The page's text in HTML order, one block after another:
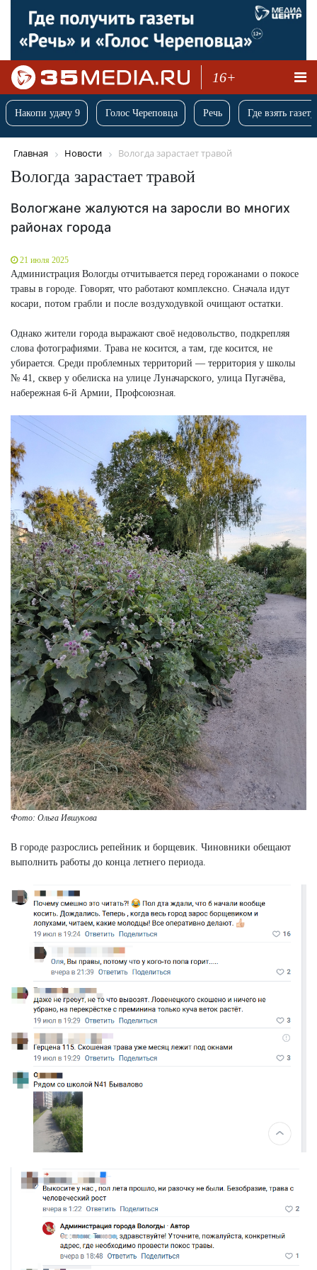
16+
Накопи удачу 9 Голос Череповца Речь Где взять
Главная Новости Вологда зарастает травой
Вологда зарастает травой
Вологжане жалуются на заросли во многих
районах города
21 июля 2025
Администрация Вологды отчитывается перед горожанами о покосе
травы в городе. Говорят, что работают комплексно. Сначала идут
косари, потом грабли и после воздуходувкой очищают остатки.
Однако жители города выражают своё недовольство, подкрепляя
слова фотографиями. Трава не косится, а там, где косится, не
убирается. Среди проблемных территорий — территория у школы
№ 41, сквер у обелиска на улице Луначарского, улица Пугачёва,
набережная 6-й Армии, Профсоюзная.
Фото: Ольга Ившукова
В городе разрослись репейник и борщевик. Чиновники обещают
выполнить работы до конца летнего периода.